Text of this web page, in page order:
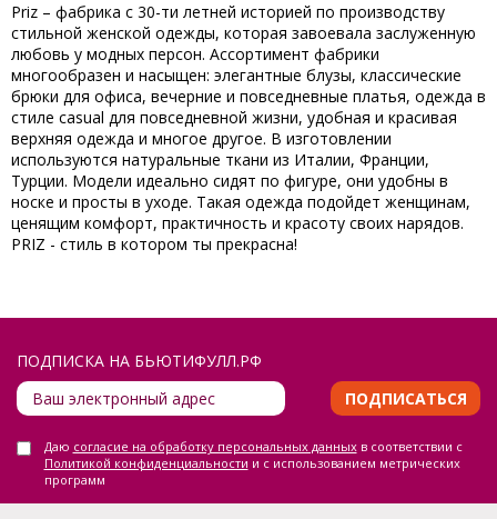
Priz – фабрика с 30-ти летней историей по производству
стильной женской одежды, которая завоевала заслуженную
любовь у модных персон. Ассортимент фабрики
многообразен и насыщен: элегантные блузы, классические
брюки для офиса, вечерние и повседневные платья, одежда в
стиле casual для повседневной жизни, удобная и красивая
верхняя одежда и многое другое. В изготовлении
используются натуральные ткани из Италии, Франции,
Турции. Модели идеально сидят по фигуре, они удобны в
носке и просты в уходе. Такая одежда подойдет женщинам,
ценящим комфорт, практичность и красоту своих нарядов.
PRIZ - cтиль в котором ты прекрасна!
ПОДПИСКА НА БЬЮТИФУЛЛ.РФ
ПОДПИСАТЬСЯ
Даю согласие на обработку персональных данныхв соответствии с
Политикой конфиденциальности и с использованием метрических
программ